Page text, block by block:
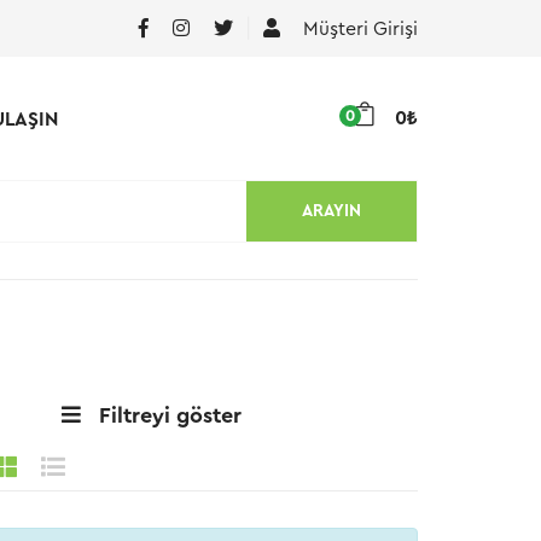
Müşteri Girişi
0 0₺
ARAYIN
Filtreyi göster